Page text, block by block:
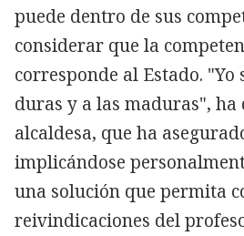
puede dentro de sus
considerar que la
corresponde al Estado. "Yo
duras y a las maduras", ha
alcaldesa, que ha
implicándose
una solución que permita
reivindicaciones del